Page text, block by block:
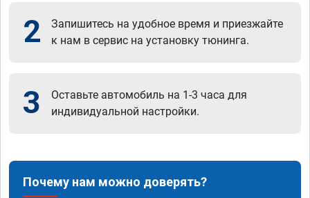
2
Запишитесь на удобное время и приезжайте
к нам в сервис на установку тюнинга.
3
Оставьте автомобиль на 1-3 часа для
индивидуальной настройки.
Почему нам можно доверять?